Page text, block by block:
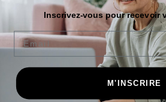
prend soin de vos articulations.
supérieure, il minimise les
pendant la réalisation des
épais apporte uneprotection
genoux, coudes et hanches lors
postures délicates.
Inscrivez-vous pour recevoir
Email
M'INSCRIRE